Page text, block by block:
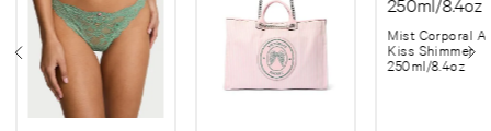
Mist Corporal
Kiss Shimmer
250ml/8.4oz